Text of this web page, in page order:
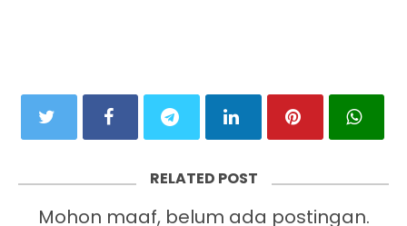
RELATED POST
Mohon maaf, belum ada postingan.